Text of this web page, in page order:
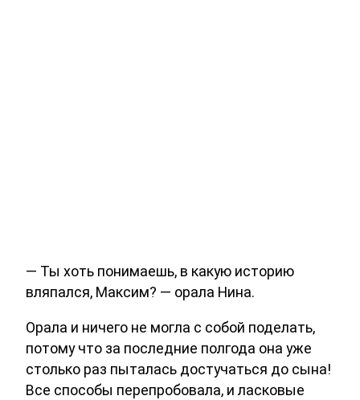
— Ты хоть понимаешь, в какую историю
вляпался, Максим? — орала Нина.
Орала и ничего не могла с собой поделать,
потому что за последние полгода она уже
столько раз пыталась достучаться до сына!
Все способы перепробовала, и ласковые